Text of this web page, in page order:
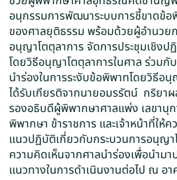
อนุกรรมการพัฒนาระบบการชี้ขาดข้
ของศาลยุติธรรม พร้อมด้วยผู้อำนวย
อนุญาโตตุลาการ จัดการประชุมเชิงป
โดยวิธีอนุญาโตตุลาการในศาล ร่วมกั
นำร่องในการระงับข้อพิพาทโดยวิธีอ
ได้รับเกียรติจากนายอมรรัตน์ กริยา
รองอธิบดีผู้พิพากษาศาลแพ่ง เลขา
พิพากษา ข้าราชการ และเจ้าหน้าที่ให้
แนวปฏิบัติเกี่ยวกับกระบวนการอนุญา
ความคิดเห็นจากศาลนำร่องเพื่อนำม
แนวทางในการดำเนินงานต่อไป ณ อ